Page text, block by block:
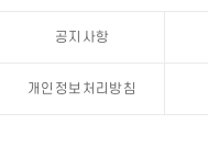
공지사항
개인정보처리방침